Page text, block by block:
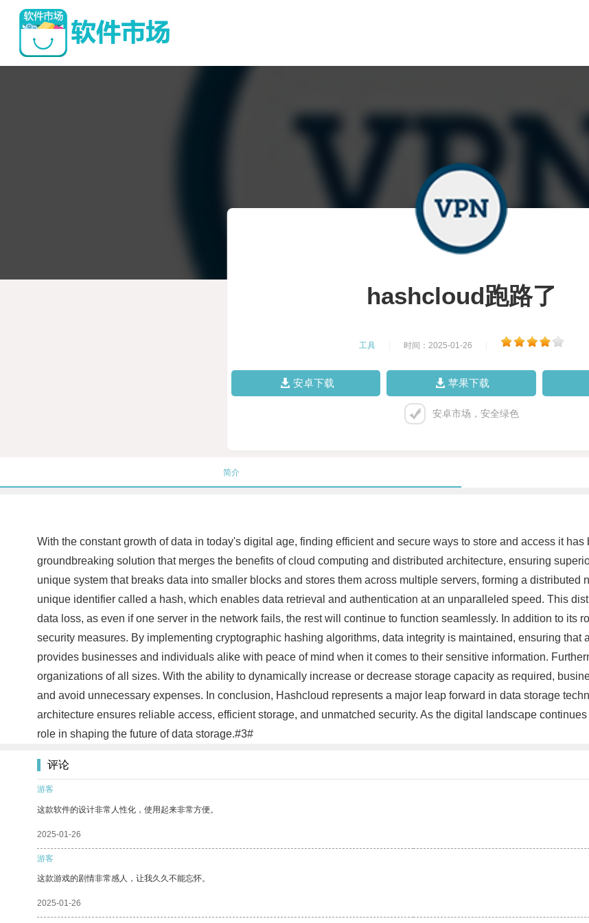
hashcloud跑路了
工具 时间：2025-01-26
安卓下载 苹果下载
安卓市场，安全绿色
简介
With the constant growth of data in today's digital age, finding efficient and secure ways to store and access it
groundbreaking solution that merges the benefits of cloud computing and distributed architecture, ensuring
unique system that breaks data into smaller blocks and stores them across multiple servers, forming a
unique identifier called a hash, which enables data retrieval and authentication at an unparalleled speed. This
data loss, as even if one server in the network fails, the rest will continue to function seamlessly. In addition to its
security measures. By implementing cryptographic hashing algorithms, data integrity is maintained, ensuring
provides businesses and individuals alike with peace of mind when it comes to their sensitive information.
organizations of all sizes. With the ability to dynamically increase or decrease storage capacity as required,
and avoid unnecessary expenses. In conclusion, Hashcloud represents a major leap forward in data storage
architecture ensures reliable access, efficient storage, and unmatched security. As the digital landscape
role in shaping the future of data storage.#3#
评论
游客
这款软件的设计非常人性化，使用起来非常方便。
2025-01-26
游客
这款游戏的剧情非常感人，让我久久不能忘怀。
2025-01-26